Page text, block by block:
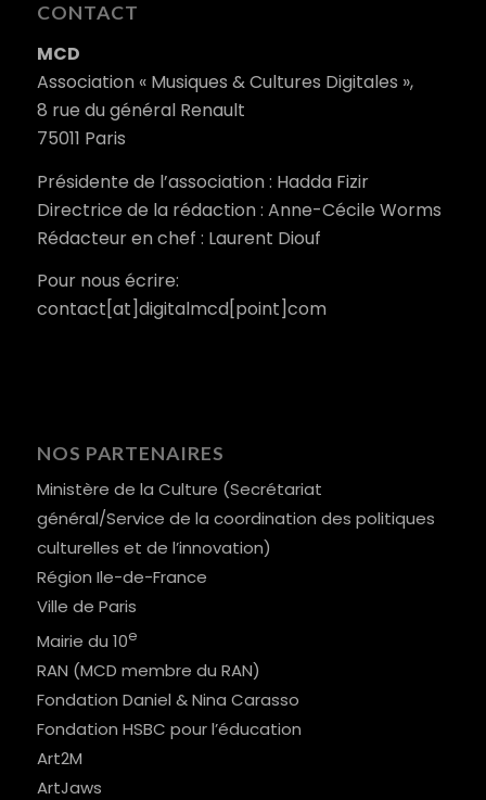
CONTACT
MCD
Association « Musiques & Cultures Digitales »,
8 rue du général Renault
75011 Paris
Présidente de l’association : Hadda Fizir
Directrice de la rédaction : Anne-Cécile Worms
Rédacteur en chef : Laurent Diouf
Pour nous écrire:
contact[at]digitalmcd[point]com
NOS PARTENAIRES
Ministère de la Culture (Secrétariat
général/Service de la coordination des politiques
culturelles et de l’innovation)
Région Ile-de-France
Ville de Paris
Mairie du 10e
RAN (MCD membre du RAN)
Fondation Daniel & Nina Carasso
Fondation HSBC pour l’éducation
Art2M
ArtJaws